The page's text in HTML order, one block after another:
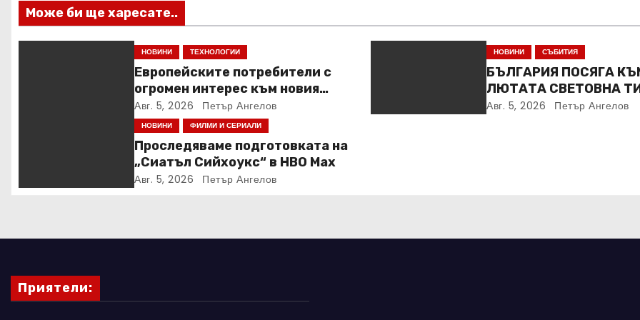
яМоже би ще харесате..
НОВИНИ ТЕХНОЛОГИИ
Европейските потребители с
огромен интерес към новия
Samsung Galaxy Z Fold8
Авг. 5, 2026 Петър Ангелов
НОВИНИ СЪБИТИЯ
БЪЛГАРИЯ ПОСЯГА
ЛЮТАТА СВЕТОВНА
Авг. 5, 2026 Петър Ангелов
НОВИНИ ФИЛМИ И СЕРИАЛИ
Проследяваме подготовката на
„Сиатъл Сийхоукс“ в HBO Max
Авг. 5, 2026 Петър Ангелов
Приятели: